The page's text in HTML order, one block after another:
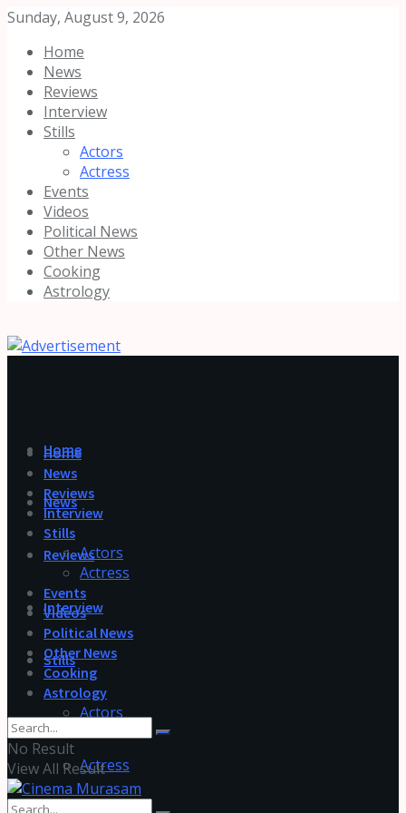
Sunday, August 9, 2026
Home
News
Reviews
Interview
Stills
Actors
Actress
Events
Videos
Political News
Other News
Cooking
Astrology
Home
News
Reviews
Interview
Stills
Actors
Actress
Home
News
Reviews
Interview
Stills
Actors
Actress
Events
Videos
Political News
Other News
Cooking
Astrology
No Result
View All Result